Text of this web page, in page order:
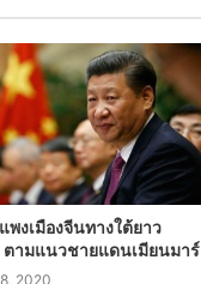
พงเมืองจีนทางใต้ยาว
ามแนวชายแดนเมียนมาร์
2020